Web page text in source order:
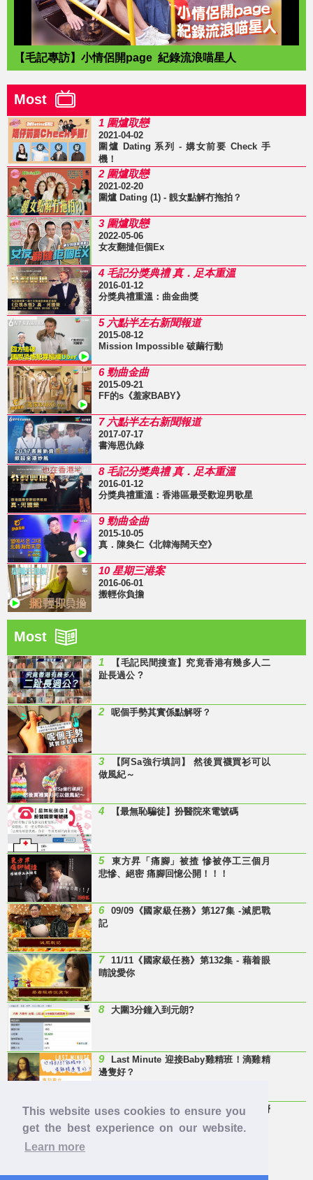
This website uses cookies to ensure you
get the best experience on our website.
Learn more
【毛記專訪】小情侶開page 紀錄流浪喵星人
Most
1 圍爐取戀
2021-04-02
圍爐 Dating 系列 - 媾女前要 Check 手
機！
2 圍爐取戀
2021-02-20
圍爐 Dating (1) - 靚女點解冇拖拍？
3 圍爐取戀
2022-05-06
女友翻撻佢個Ex
4 毛記分獎典禮 真．足本重溫
2016-01-12
分獎典禮重溫：曲金曲獎
5 六點半左右新聞報道
2015-08-12
Mission Impossible 破繭行動
6 勁曲金曲
2015-09-21
FF的s《羞家BABY》
7 六點半左右新聞報道
2017-07-17
書海恩仇錄
8 毛記分獎典禮 真．足本重溫
2016-01-12
分獎典禮重溫：香港區最受歡迎男歌星
9 勁曲金曲
2015-10-05
真．陳奐仁《北韓海闊天空》
10 星期三港案
2016-06-01
搬輕你負擔
Most
1
【毛記民間搜查】究竟香港有幾多人二
趾長過公 ?
2 呢個手勢其實係點解呀？
3
【阿Sa強行填詞】 然後買襪買衫可以
做風紀～
4 【最無恥騙徒】扮醫院來電號碼
5
東方昇「痛腳」被揸 慘被停工三個月
悲慘、絕密 痛腳回憶公開！！！
6
09/09《國家級任務》第127集 -減肥戰
記
7
11/11《國家級任務》第132集 - 藉着眼
睛說愛你
8 大圍3分鐘入到元朗?
9
Last Minute 迎接Baby雞精班！滴雞精
邊隻好？
10
【童年回憶】 有冇人記得呢兩隻嘢